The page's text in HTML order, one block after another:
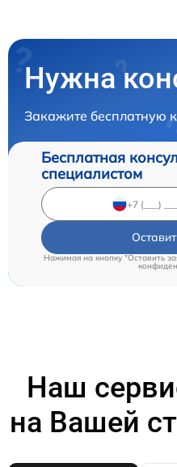
Нужна
Закажите бесплатную
Бесплатная
специалистом
Нажимая на кнопку "Оставить
Наш
на Вашей